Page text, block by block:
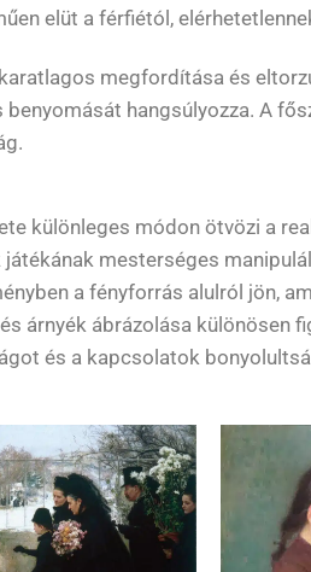
elüt a férfiétól,
megfordítása és
hangsúlyozza. A
különleges módon ötvözi a
játékának mesterséges
a fényforrás alulról jön,
árnyék ábrázolása különösen
és a kapcsolatok